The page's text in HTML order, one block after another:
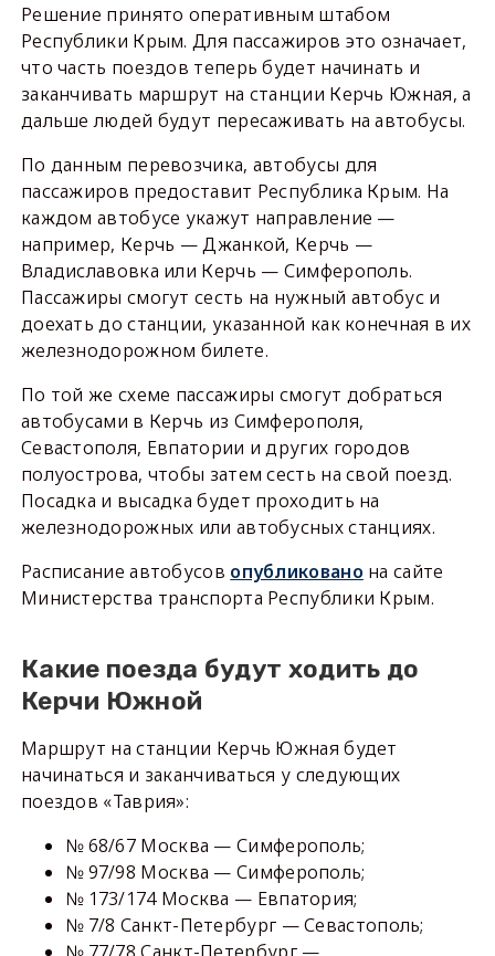
Решение принято оперативным штабом
Республики Крым. Для пассажиров это означает,
что часть поездов теперь будет начинать и
заканчивать маршрут на станции Керчь Южная, а
дальше людей будут пересаживать на автобусы.
По данным перевозчика, автобусы для
пассажиров предоставит Республика Крым. На
каждом автобусе укажут направление —
например, Керчь — Джанкой, Керчь —
Владиславовка или Керчь — Симферополь.
Пассажиры смогут сесть на нужный автобус и
доехать до станции, указанной как конечная в их
железнодорожном билете.
По той же схеме пассажиры смогут добраться
автобусами в Керчь из Симферополя,
Севастополя, Евпатории и других городов
полуострова, чтобы затем сесть на свой поезд.
Посадка и высадка будет проходить на
железнодорожных или автобусных станциях.
Расписание автобусов опубликовано на сайте
Министерства транспорта Республики Крым.
Какие поезда будут ходить до
Керчи Южной
Маршрут на станции Керчь Южная будет
начинаться и заканчиваться у следующих
поездов «Таврия»:
№ 68/67 Москва — Симферополь;
№ 97/98 Москва — Симферополь;
№ 173/174 Москва — Евпатория;
№ 7/8 Санкт-Петербург — Севастополь;